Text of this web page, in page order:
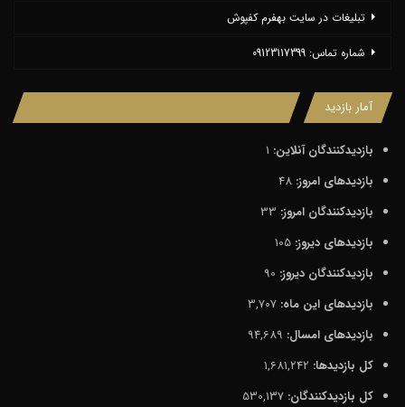
تبلیغات در سایت بهفرم کفپوش
شماره تماس: 09123117399
آمار بازدید
بازدیدکنندگان آنلاین: 1
بازدیدهای امروز: 48
بازدیدکنندگان امروز: 33
بازدیدهای دیروز: 105
بازدیدکنندگان دیروز: 90
بازدیدهای این ماه: 3,707
بازدیدهای امسال: 94,689
کل بازدیدها: 1,681,242
کل بازدیدکنند‌گان: 530,137